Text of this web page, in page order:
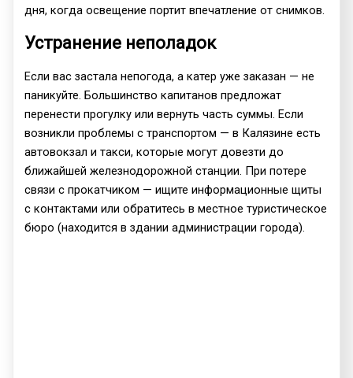
дня, когда освещение портит впечатление от снимков.
Устранение неполадок
Если вас застала непогода, а катер уже заказан — не
паникуйте. Большинство капитанов предложат
перенести прогулку или вернуть часть суммы. Если
возникли проблемы с транспортом — в Калязине есть
автовокзал и такси, которые могут довезти до
ближайшей железнодорожной станции. При потере
связи с прокатчиком — ищите информационные щиты
с контактами или обратитесь в местное туристическое
бюро (находится в здании администрации города).